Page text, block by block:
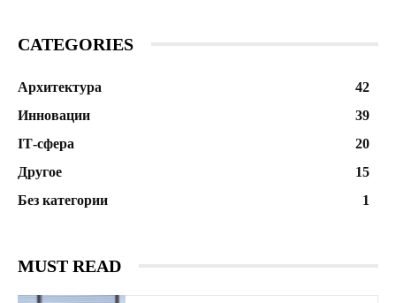
CATEGORIES
Архитектура
42
Инновации
39
ІТ-сфера
20
Другое
15
Без категории
1
MUST READ